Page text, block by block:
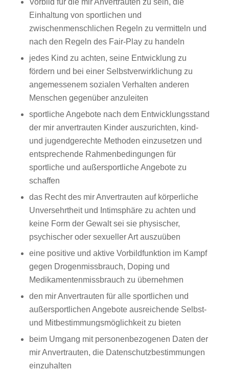
Vorbild für die mir Anvertrauten zu sein, die
Einhaltung von sportlichen und
zwischenmenschlichen Regeln zu vermitteln und
nach den Regeln des Fair-Play zu handeln
jedes Kind zu achten, seine Entwicklung zu
fördern und bei einer Selbstverwirklichung zu
angemessenem sozialen Verhalten anderen
Menschen gegenüber anzuleiten
sportliche Angebote nach dem Entwicklungsstand
der mir anvertrauten Kinder auszurichten, kind-
und jugendgerechte Methoden einzusetzen und
entsprechende Rahmenbedingungen für
sportliche und außersportliche Angebote zu
schaffen
das Recht des mir Anvertrauten auf körperliche
Unversehrtheit und Intimsphäre zu achten und
keine Form der Gewalt sei sie physischer,
psychischer oder sexueller Art auszuüben
eine positive und aktive Vorbildfunktion im Kampf
gegen Drogenmissbrauch, Doping und
Medikamentenmissbrauch zu übernehmen
den mir Anvertrauten für alle sportlichen und
außersportlichen Angebote ausreichende Selbst-
und Mitbestimmungsmöglichkeit zu bieten
beim Umgang mit personenbezogenen Daten der
mir Anvertrauten, die Datenschutzbestimmungen
einzuhalten